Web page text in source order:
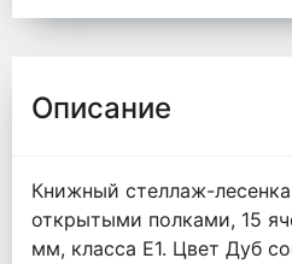
Описание
Книжный стеллаж-
открытыми полками, 15
мм, класса Е1. Цвет Дуб